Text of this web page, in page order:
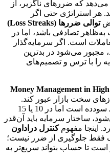
که ضررهای ناگزیر، از
هر استراتژی حتی اگر
توالی ضررها (Loss Streaks)
تصادفی باشد، اما در
است. اگر سرمایه‌گذار
مجبور می‌شود در بدترین
را با ترس و تصمیم‌های
Money Management in
سخت بازار عبور کند.
یعنی اگر استراتژی در شرایط عادی سودده است اما در 10 یا 15
ساختار سرمایه باید آن‌قدر
اینجا مفهومکنترل دراداون
فقط جلوگیری از ضرر نیست؛
تا حساب بتواند سریع‌تر به